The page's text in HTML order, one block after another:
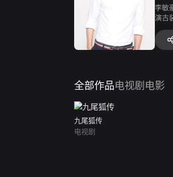
李敏
演古
弟
有贞
在水
“李
全部作品电视剧 电影
九尾狐传
电视剧